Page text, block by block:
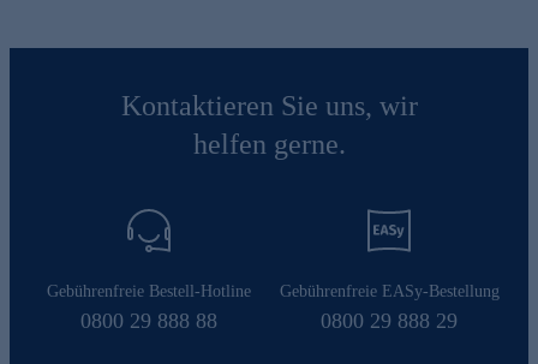
Kontaktieren Sie uns, wir
helfen gerne.
Gebührenfreie Bestell-Hotline
0800 29 888 88
Gebührenfreie EASy-Bestellung
0800 29 888 29